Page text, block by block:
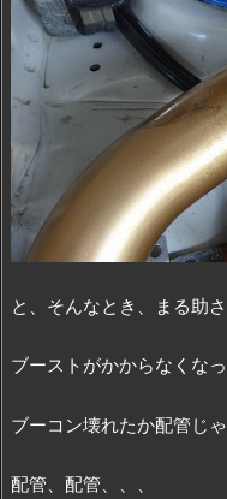
と、そんなとき、まる助さ
ブーストがかからなくな
ブーコン壊れたか配管じ
配管、配管、、、